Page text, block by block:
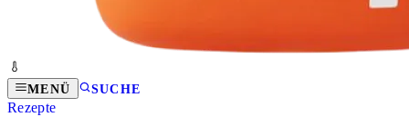
MENÜ SUCHE
Rezepte